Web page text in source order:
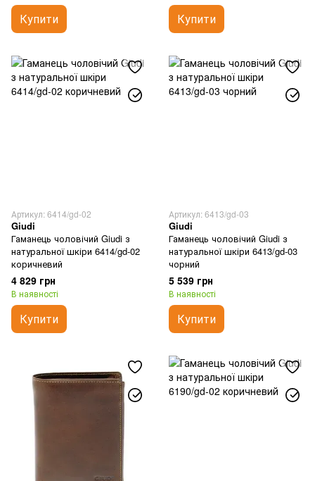
Купити Купити
Артикул: 6414/gd-02
Giudi
Гаманець чоловічий Giudi з
натуральної шкіри 6414/gd-02
коричневий
4 829 грн
В наявності
Купити
Артикул: 6413/gd-03
Giudi
Гаманець чоловічий Giudi з
натуральної шкіри 6413/gd-03
чорний
5 539 грн
В наявності
Купити